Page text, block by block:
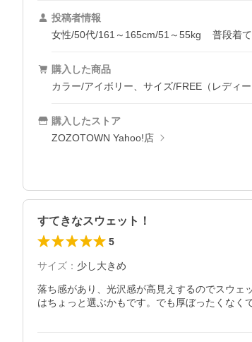
投稿者情報
女性/50代/161～165cm/51～55kg
普段着
購入した商品
カラー/アイボリー、サイズ/FREE（レディ
購入したストア
ZOZOTOWN Yahoo!店
すてきなスウェット！
5
サイズ ： 少し大きめ
落ち感があり、光沢感が高見えするのでスウェ
はちょっと選ぶかもです。でも厚ぼったくなく